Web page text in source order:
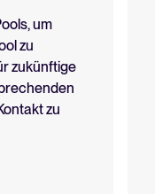
um
zu
zukünftige
zu